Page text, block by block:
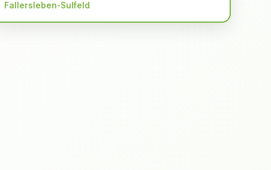
Fallersleben-Sulfeld